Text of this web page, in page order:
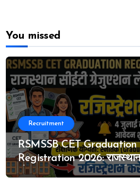
You missed
Recruitment
RSMSSB CET Graduation
Registration 2026: राजस्थान
ग्रेजुएशन लेवल का विस्तृत